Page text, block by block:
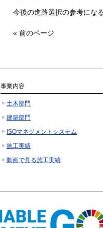
今後の進路選択の参考にな
« 前のページ
事業内容
土木部門
建築部門
ISOマネジメントシステム
施工実績
動画で見る施工実績